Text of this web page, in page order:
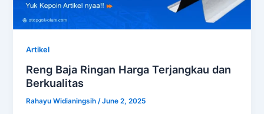
Artikel
Reng Baja Ringan Harga Terjangkau dan
Berkualitas
Rahayu Widianingsih/June 2, 2025